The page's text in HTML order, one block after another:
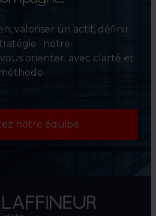
valoriser un actif, définir
: notre
orienter, avec clarté et
méthode.
notre équipe